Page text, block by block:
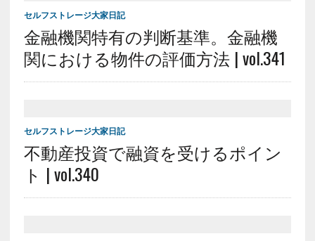
セルフストレージ大家日記
金融機関特有の判断基準。金融機
関における物件の評価方法 | vol.341
セルフストレージ大家日記
不動産投資で融資を受けるポイン
ト | vol.340